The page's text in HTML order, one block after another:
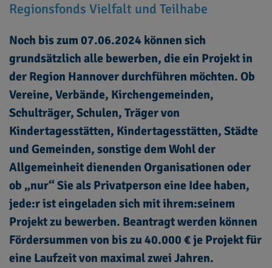
Regionsfonds Vielfalt und Teilhabe
Noch bis zum 07.06.2024 können sich
grundsätzlich alle bewerben, die ein Projekt in
der Region Hannover durchführen möchten. Ob
Vereine, Verbände, Kirchengemeinden,
Schulträger, Schulen, Träger von
Kindertagesstätten, Kindertagesstätten, Städte
und Gemeinden, sonstige dem Wohl der
Allgemeinheit dienenden Organisationen oder
ob „nur“ Sie als Privatperson eine Idee haben,
jede:r ist eingeladen sich mit ihrem:seinem
Projekt zu bewerben. Beantragt werden können
Fördersummen von bis zu 40.000 € je Projekt für
eine Laufzeit von maximal zwei Jahren.